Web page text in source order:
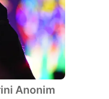
Anonim